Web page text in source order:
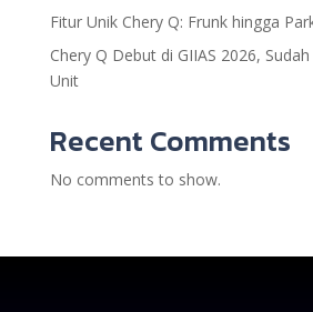
Fitur Unik Chery Q: Frunk hingga
Chery Q Debut di GIIAS 2026,
Unit
Recent Comments
No comments to show.